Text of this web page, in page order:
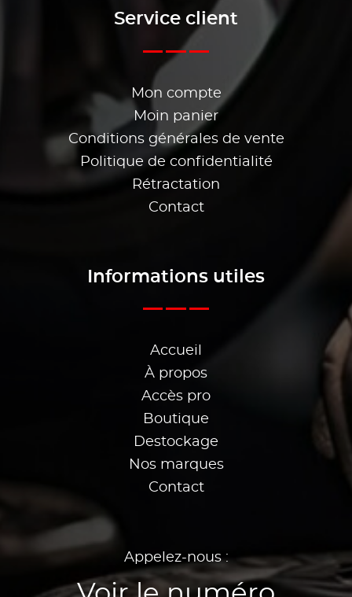
Service client
Mon compte
Moin panier
Conditions générales de vente
Politique de confidentialité
Rétractation
Contact
Informations utiles
Accueil
À propos
Accès pro
Boutique
Destockage
Nos marques
Contact
Appelez-nous :